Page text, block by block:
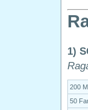
1)
200
50